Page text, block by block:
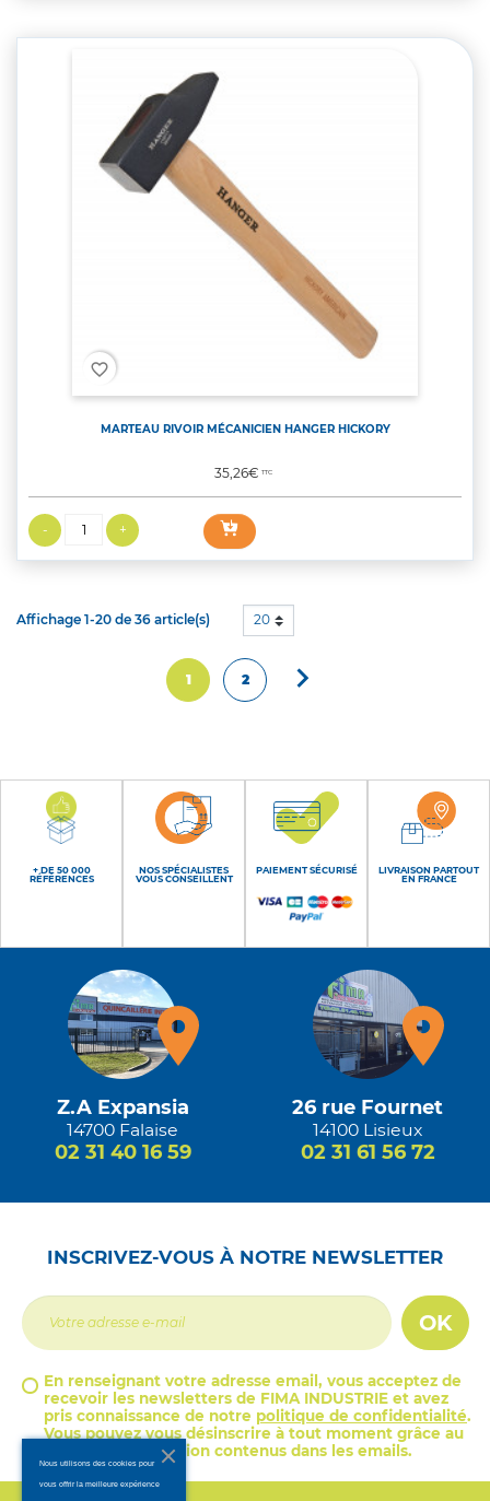
favorite_border
MARTEAU RIVOIR MÉCANICIEN HANGER HICKORY
Prix
35,26€TTC
Affichage 1-20 de 36 article(s) 20
1 2 Suivant

+ DE 50 000
RÉFÉRENCES
NOS SPÉCIALISTES
VOUS CONSEILLENT
PAIEMENT SÉCURISÉ
LIVRAISON PARTOUT
EN FRANCE
Z.A Expansia
14700 Falaise
02 31 40 16 59
26 rue Fournet
14100 Lisieux
02 31 61 56 72
INSCRIVEZ-VOUS À NOTRE NEWSLETTER
OK
En renseignant votre adresse email, vous acceptez de
recevoir les newsletters de FIMA INDUSTRIE et avez
pris connaissance de notre politique de confidentialité.
Vous pouvez vous désinscrire à tout moment grâce au
lien de désinscription contenus dans les emails.
Nous utilisons des cookies pour
vous offrir la meilleure expérience